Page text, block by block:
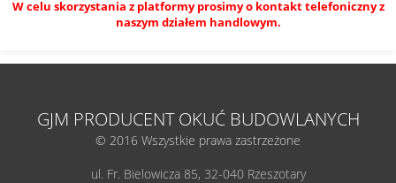
W celu skorzystania z platformy prosimy o kontakt telefoniczny z
naszym działem handlowym.
GJM PRODUCENT OKUĆ BUDOWLANYCH
© 2016 Wszystkie prawa zastrzeżone
ul. Fr. Bielowicza 85, 32-040 Rzeszotary